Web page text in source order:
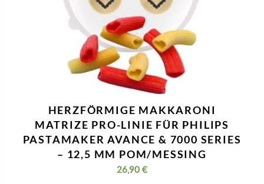
HERZFÖRMIGE MAKKARONI
MATRIZE PRO-LINIE FÜR PHILIPS
PASTAMAKER AVANCE & 7000 SERIES
– 12,5 MM POM/MESSING
26,90 €